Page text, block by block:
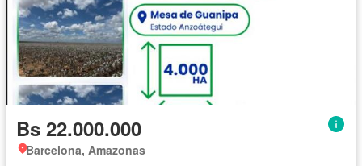
Bs 22.000.000
Barcelona, Amazonas